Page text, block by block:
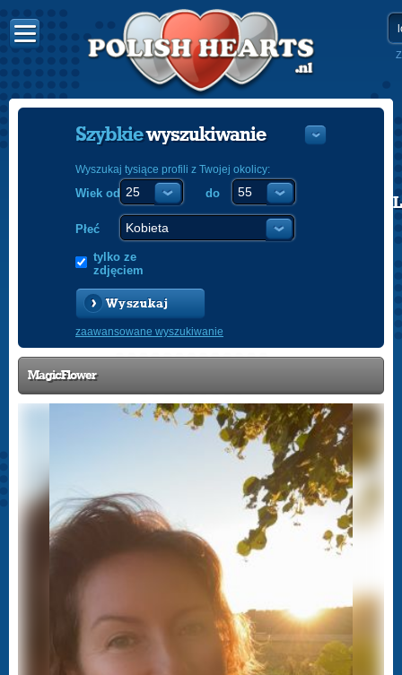
POLISH
Szybkiewyszukiwanie
Wyszukaj tysiące profili z Twojej okolicy:
Wiek od do
Płeć
tylko ze
zdjęciem
Wyszukaj
zaawansowane wyszukiwanie
MagicFlower